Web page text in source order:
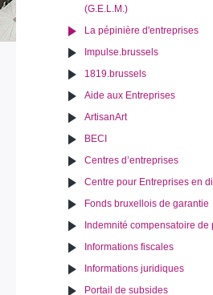
(G.E.L.M.)
La pépinière d'entreprises
Impulse.brussels
1819.brussels
Aide aux Entreprises
ArtisanArt
BECI
Centres d’entreprises
Centre pour Entreprises en
Fonds bruxellois de garantie
Indemnité compensatoire de
Informations fiscales
Informations juridiques
Portail de subsides